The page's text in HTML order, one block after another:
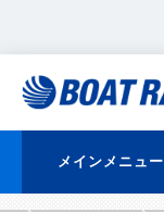
メインメニュー